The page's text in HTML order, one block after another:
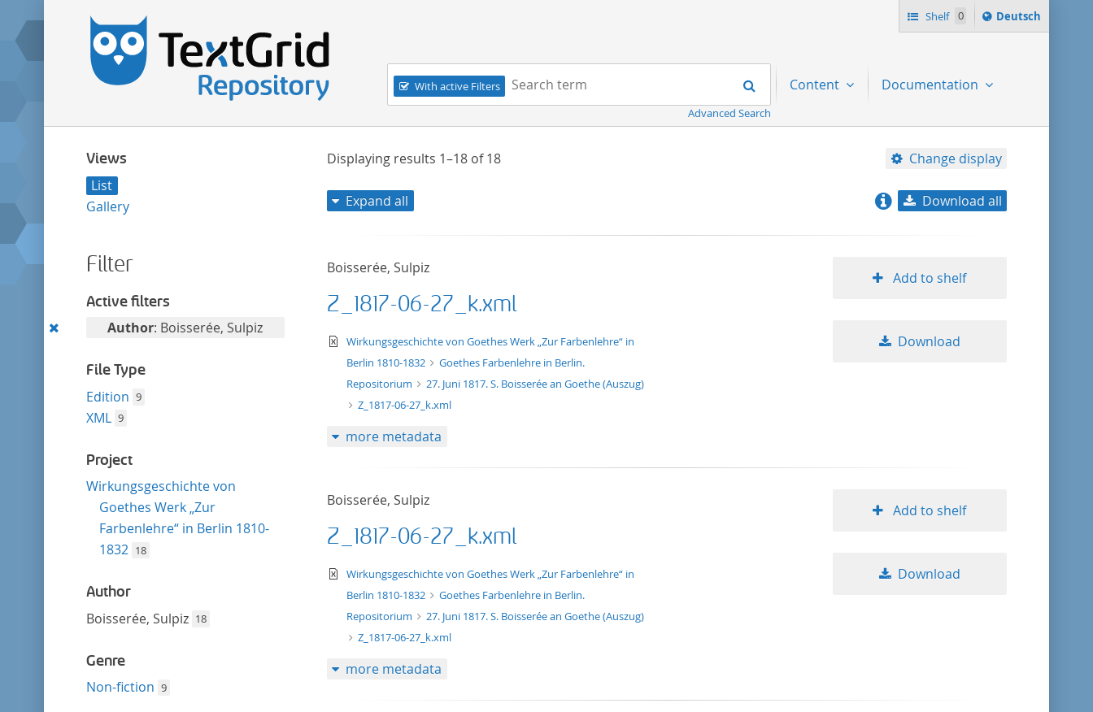
Shelf 0
Sprache
ï¿½ndern
Deutsch
Navigation
With active Filters
Search term:
Search
Advanced Search
Content Documentation
Views
List
Gallery
Filter
Active filters
Remove
filter
Author: Boisserée, Sulpiz
File Type
Edition 9
XML 9
Project
Wirkungsgeschichte von
Goethes Werk „Zur
Farbenlehre“ in Berlin 1810-
1832 18
Author
Boisserée, Sulpiz 18
Genre
Non-fiction 9
Displaying results 1–18of18 Change display
title ascending
Expand all Download all
Boisserée, Sulpiz
Z_1817-06-27_k.xml
text/xml
Wirkungsgeschichte von Goethes Werk „Zur Farbenlehre“ in
Berlin 1810-1832
Goethes Farbenlehre in Berlin.
Repositorium
27. Juni 1817. S. Boisserée an Goethe (Auszug)
Z_1817-06-27_k.xml
Add to shelf
Download
more metadata
Boisserée, Sulpiz
Z_1817-06-27_k.xml
text/xml
Wirkungsgeschichte von Goethes Werk „Zur Farbenlehre“ in
Berlin 1810-1832
Goethes Farbenlehre in Berlin.
Repositorium
27. Juni 1817. S. Boisserée an Goethe (Auszug)
Z_1817-06-27_k.xml
Add to shelf
Download
more metadata